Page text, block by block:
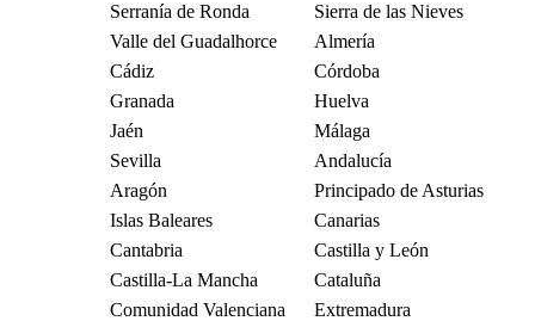
Serranía de Ronda
Sierra de las Nieves
Valle del Guadalhorce
Almería
Cádiz
Córdoba
Granada
Huelva
Jaén
Málaga
Sevilla
Andalucía
Aragón
Principado de Asturias
Islas Baleares
Canarias
Cantabria
Castilla y León
Castilla-La Mancha
Cataluña
Comunidad Valenciana
Extremadura